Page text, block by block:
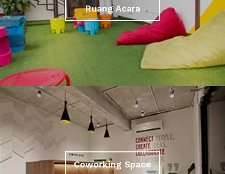
Ruang Acara
Coworking Space